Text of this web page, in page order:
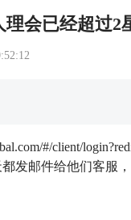
会已经超过2
#/client/
发邮件给他们客服